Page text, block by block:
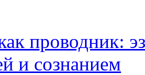
проводник:
и сознанием